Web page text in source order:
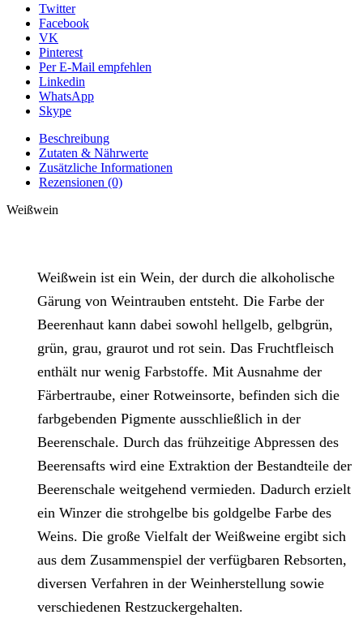
Twitter
Facebook
VK
Pinterest
Per E-Mail empfehlen
Linkedin
WhatsApp
Skype
Beschreibung
Zutaten & Nährwerte
Zusätzliche Informationen
Rezensionen (0)
Weißwein
Weißwein ist ein Wein, der durch die alkoholische
Gärung von Weintrauben entsteht. Die Farbe der
Beerenhaut kann dabei sowohl hellgelb, gelbgrün,
grün, grau, graurot und rot sein. Das Fruchtfleisch
enthält nur wenig Farbstoffe. Mit Ausnahme der
Färbertraube, einer Rotweinsorte, befinden sich die
farbgebenden Pigmente ausschließlich in der
Beerenschale. Durch das frühzeitige Abpressen des
Beerensafts wird eine Extraktion der Bestandteile der
Beerenschale weitgehend vermieden. Dadurch erzielt
ein Winzer die strohgelbe bis goldgelbe Farbe des
Weins. Die große Vielfalt der Weißweine ergibt sich
aus dem Zusammenspiel der verfügbaren Rebsorten,
diversen Verfahren in der Weinherstellung sowie
verschiedenen Restzuckergehalten.